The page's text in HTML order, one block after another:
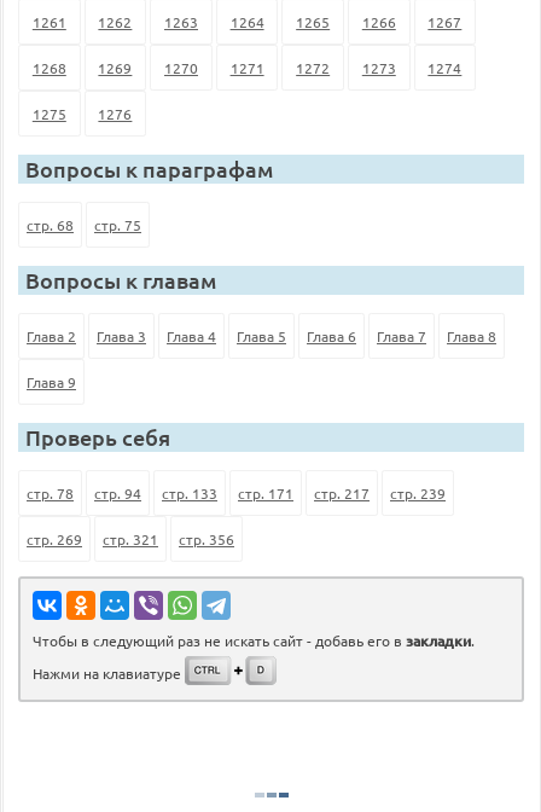
1261 1262 1263 1264 1265 1266 1267
1268 1269 1270 1271 1272 1273 1274
1275 1276
Вопросы к параграфам
стр. 68 стр. 75
Вопросы к главам
Глава 2 Глава 3 Глава 4 Глава 5 Глава 6 Глава 7 Глава 8
Глава 9
Проверь себя
стр. 78 стр. 94 стр. 133 стр. 171 стр. 217 стр. 239
стр. 269 стр. 321 стр. 356
Чтобы в следующий раз не искать сайт - добавь его в закладки.
Нажми на клавиатуре